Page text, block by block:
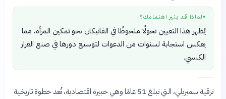
● لماذا قد يثير اهتمامك؟
يُظهر هذا التعيين تحولًا ملحوظًا في الفاتيكان نحو تمكين المرأة، مما
يعكس استجابة لسنوات من الدعوات لتوسيع دورها في صنع القرار
الكنسي.
ترقية سميريلي، التي تبلغ 51 عامًا وهي خبيرة اقتصادية، تُعد خطوة تاريخية